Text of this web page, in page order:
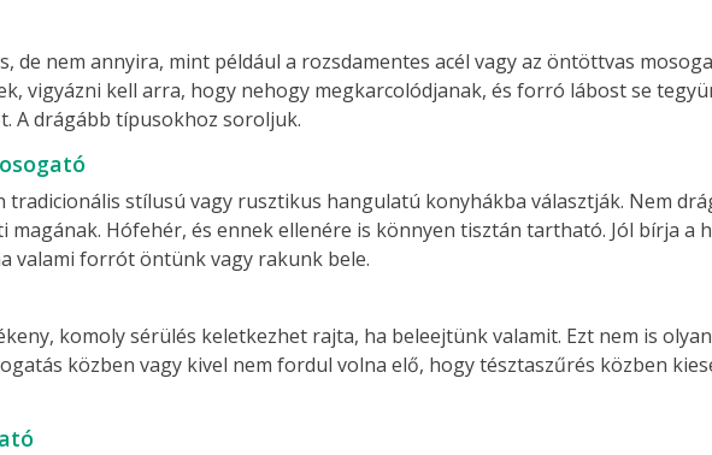
de nem annyira, mint például a rozsdamentes acél vagy az öntöttvas
vigyázni kell arra, hogy nehogy megkarcolódjanak, és forró lábost se
A drágább típusokhoz soroljuk.
tradicionális stílusú vagy rusztikus hangulatú konyhákba választják. Nem
magának. Hófehér, és ennek ellenére is könnyen tisztán tartható. Jól bírja a
valami forrót öntünk vagy rakunk bele.
komoly sérülés keletkezhet rajta, ha beleejtünk valamit. Ezt nem is olyan
közben vagy kivel nem fordul volna elő, hogy tésztaszűrés közben